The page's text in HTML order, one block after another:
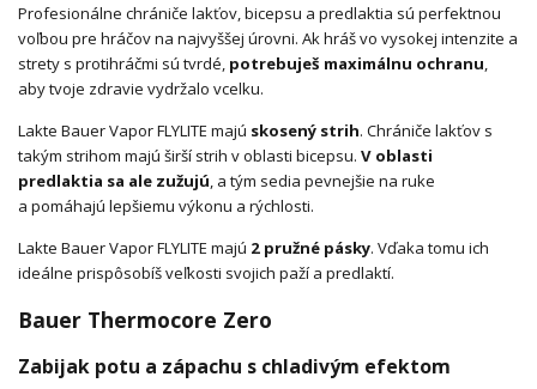
Profesionálne chrániče lakťov, bicepsu a predlaktia sú perfektnou
voľbou pre hráčov na najvyššej úrovni. Ak hráš vo vysokej intenzite a
strety s protihráčmi sú tvrdé, potrebuješ maximálnu ochranu,
aby tvoje zdravie vydržalo vcelku.
Lakte Bauer Vapor FLYLITE majú skosený strih. Chrániče lakťov s
takým strihom majú širší strih v oblasti bicepsu. V oblasti
predlaktia sa ale zužujú, a tým sedia pevnejšie na ruke
a pomáhajú lepšiemu výkonu a rýchlosti.
Lakte Bauer Vapor FLYLITE majú 2 pružné pásky. Vďaka tomu ich
ideálne prispôsobíš veľkosti svojich paží a predlaktí.
Bauer Thermocore Zero
Zabijak potu a zápachu s chladivým efektom